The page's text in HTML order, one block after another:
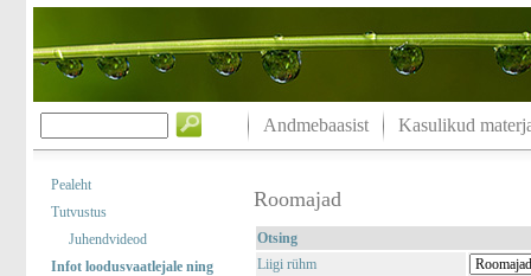
Andmebaasist Kasulikud
Pealeht
Tutvustus
Juhendvideod
Infot loodusvaatlejale ning
Roomajad
Otsing
Liigi rühm